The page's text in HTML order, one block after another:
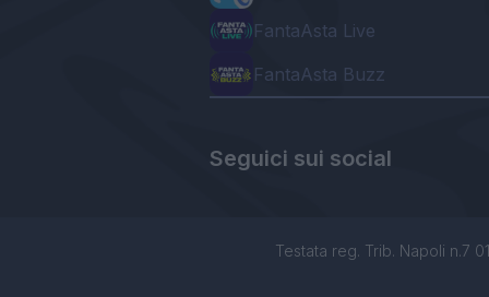
FantaAsta Live
FantaAsta Buzz
Seguici sui social
Testata reg. Trib. Napoli n.7